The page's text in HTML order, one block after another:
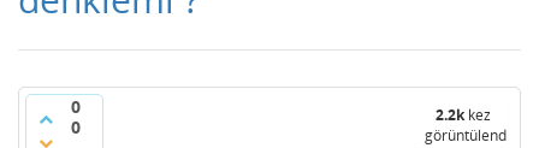
0
0
2.2kkez
görüntülendi